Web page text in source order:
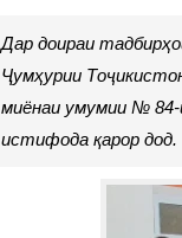
Дар доираи
Ҷумҳурии
миёнаи умумии №
истифода қарор дод.